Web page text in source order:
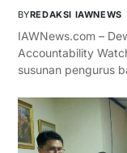
BYREDAKSI IAWNEWS
IAWNews.com –
Accountability
susunan pengurus